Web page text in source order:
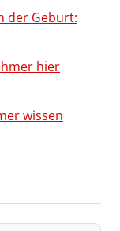
der Geburt:
hier
wissen